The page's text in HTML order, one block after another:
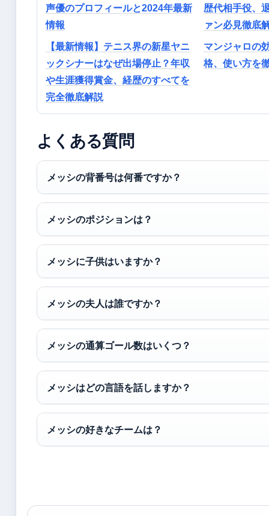
声優のプロフィールと2024年最新
情報
歴代相手役、
ァン必見徹底
【最新情報】テニス界の新星ヤニ
ックシナーはなぜ出場停止？年収
や生涯獲得賞金、経歴のすべてを
完全徹底解説
マンジャロの
格、使い方を
よくある質問
メッシの背番号は何番ですか？
メッシのポジションは？
メッシに子供はいますか？
メッシの夫人は誰ですか？
メッシの通算ゴール数はいくつ？
メッシはどの言語を話しますか？
メッシの好きなチームは？